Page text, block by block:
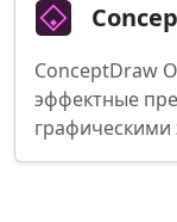
ConceptDraw
эффектные